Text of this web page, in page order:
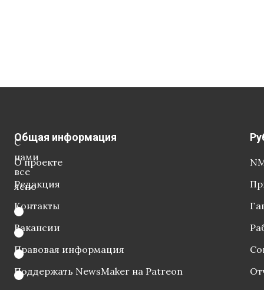
С
нами
все
ясно
Общая информация
О проекте
Редакция
Контакты
Вакансии
Правовая информация
Поддержать NewsMaker на Patreon